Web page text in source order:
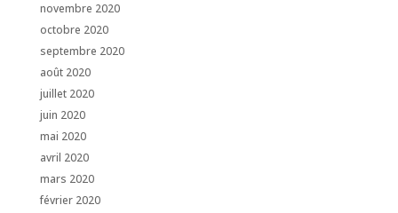
novembre 2020
octobre 2020
septembre 2020
août 2020
juillet 2020
juin 2020
mai 2020
avril 2020
mars 2020
février 2020